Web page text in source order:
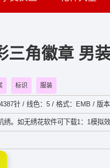
三角徽章 男
标识 服装
针 / 线色：5 / 格式：EMB / 版
。如无绣花软件可下载1：1模拟效